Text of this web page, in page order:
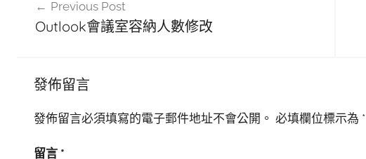
Previous Post
Outlook會議室容納人數修改
發佈留言
發佈留言必須填寫的電子郵件地址不會公開。 必填欄位標示為 *
留言 *